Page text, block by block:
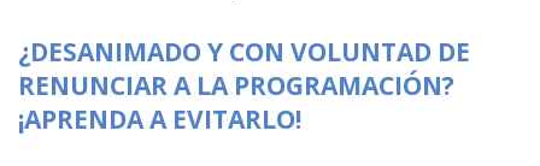
¿DESANIMADO Y CON VOLUNTAD DE
RENUNCIAR A LA PROGRAMACIÓN?
¡APRENDA A EVITARLO!